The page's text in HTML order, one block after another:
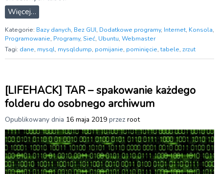
Więcej…
Kategorie: Bazy danych, Bez GUI, Dodatkowe programy, Internet, Konsola,
Programowanie, Programy, Sieć, Ubuntu, Webmaster
Tagi: dane, mysql, mysqldump, pomijanie, pominięcie,tabele, zrzut
[LIFEHACK] TAR – spakowanie każdego
folderu do osobnego archiwum
Opublikowany dnia 16 maja 2019 przez root